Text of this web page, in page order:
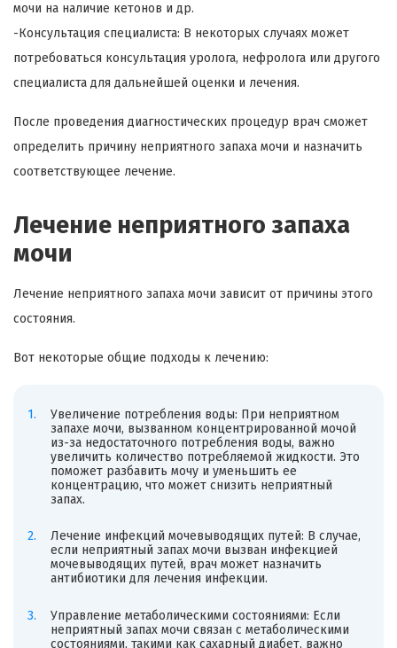
мочи на наличие кетонов и др.
-Консультация специалиста: В некоторых случаях может
потребоваться консультация уролога, нефролога или другого
специалиста для дальнейшей оценки и лечения.
После проведения диагностических процедур врач сможет
определить причину неприятного запаха мочи и назначить
соответствующее лечение.
Лечение неприятного запаха
мочи
Лечение неприятного запаха мочи зависит от причины этого
состояния.
Вот некоторые общие подходы к лечению:
Увеличение потребления воды: При неприятном
запахе мочи, вызванном концентрированной мочой
из-за недостаточного потребления воды, важно
увеличить количество потребляемой жидкости. Это
поможет разбавить мочу и уменьшить ее
концентрацию, что может снизить неприятный
запах.
Лечение инфекций мочевыводящих путей: В случае,
если неприятный запах мочи вызван инфекцией
мочевыводящих путей, врач может назначить
антибиотики для лечения инфекции.
Управление метаболическими состояниями: Если
неприятный запах мочи связан с метаболическими
состояниями, такими как сахарный диабет, важно